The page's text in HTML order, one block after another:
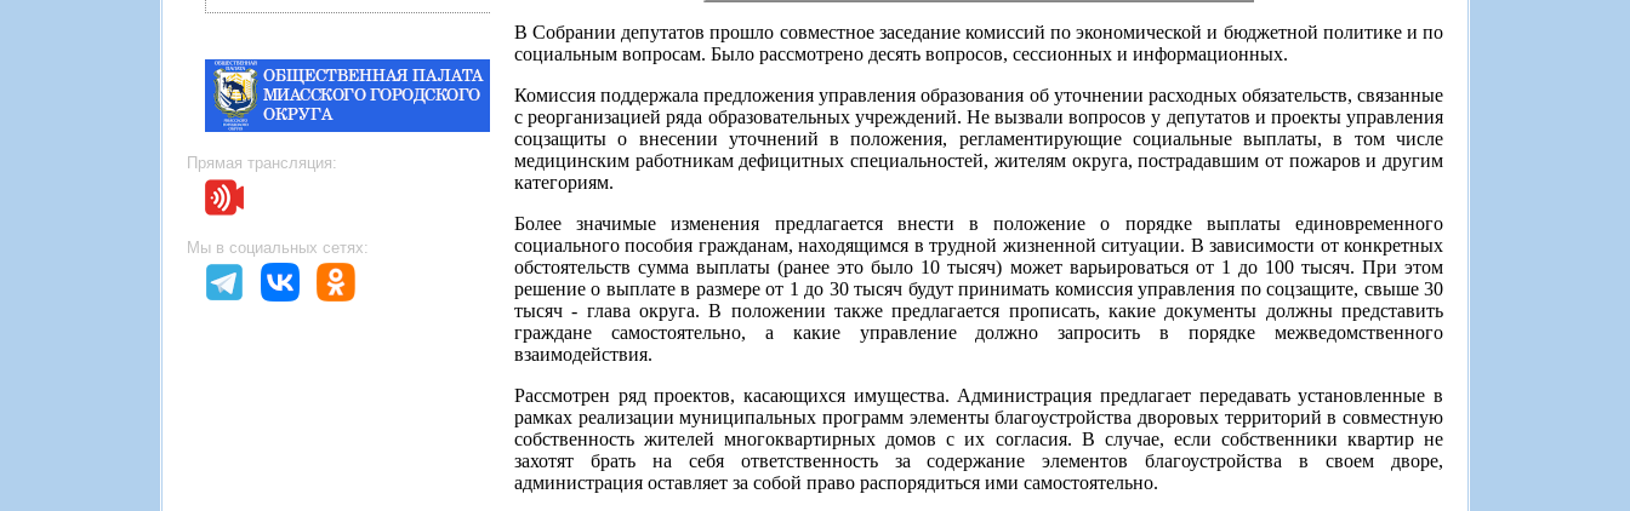
Прямая трансляция:
Мы в социальных сетях:
В Собрании депутатов прошло совместное заседание комиссий по экономической и бюджетной политике и по
социальным вопросам. Было рассмотрено десять вопросов, сессионных и информационных.
Комиссия поддержала предложения управления образования об уточнении расходных обязательств, связанные
с реорганизацией ряда образовательных учреждений. Не вызвали вопросов у депутатов и проекты управления
соцзащиты о внесении уточнений в положения, регламентирующие социальные выплаты, в том числе
медицинским работникам дефицитных специальностей, жителям округа, пострадавшим от пожаров и другим
категориям.
Более значимые изменения предлагается внести в положение о порядке выплаты единовременного
социального пособия гражданам, находящимся в трудной жизненной ситуации. В зависимости от конкретных
обстоятельств сумма выплаты (ранее это было 10 тысяч) может варьироваться от 1 до 100 тысяч. При этом
решение о выплате в размере от 1 до 30 тысяч будут принимать комиссия управления по соцзащите, свыше 30
тысяч - глава округа. В положении также предлагается прописать, какие документы должны представить
граждане самостоятельно, а какие управление должно запросить в порядке межведомственного
взаимодействия.
Рассмотрен ряд проектов, касающихся имущества. Администрация предлагает передавать установленные в
рамках реализации муниципальных программ элементы благоустройства дворовых территорий в совместную
собственность жителей многоквартирных домов с их согласия. В случае, если собственники квартир не
захотят брать на себя ответственность за содержание элементов благоустройства в своем дворе,
администрация оставляет за собой право распорядиться ими самостоятельно.